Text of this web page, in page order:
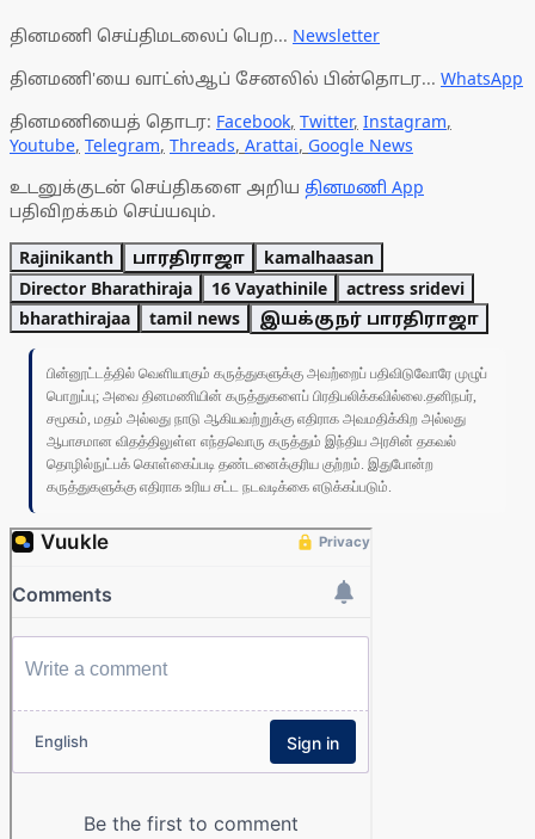
தினமணி செய்திமடலைப் பெற... Newsletter
தினமணி'யை வாட்ஸ்ஆப் சேனலில் பின்தொடர... WhatsApp
தினமணியைத் தொடர: Facebook, Twitter, Instagram,
Youtube, Telegram, Threads, Arattai, Google News
உடனுக்குடன் செய்திகளை அறிய தினமணி App
பதிவிறக்கம் செய்யவும்.
Rajinikanth பாரதிராஜா
kamalhaasan
Director Bharathiraja
16 Vayathinile
actress sridevi
bharathirajaa
tamil news இயக்குநர் பாரதிராஜா
பின்னூட்டத்தில் வெளியாகும் கருத்துகளுக்கு அவற்றைப் பதிவிடுவோரே முழுப்
பொறுப்பு; அவை தினமணியின் கருத்துகளைப் பிரதிபலிக்கவில்லை.தனிநபர்,
சமூகம், மதம் அல்லது நாடு ஆகியவற்றுக்கு எதிராக அவமதிக்கிற அல்லது
ஆபாசமான விதத்திலுள்ள எந்தவொரு கருத்தும் இந்திய அரசின் தகவல்
தொழில்நுட்பக் கொள்கைப்படி தண்டனைக்குரிய குற்றம். இதுபோன்ற
கருத்துகளுக்கு எதிராக உரிய சட்ட நடவடிக்கை எடுக்கப்படும்.